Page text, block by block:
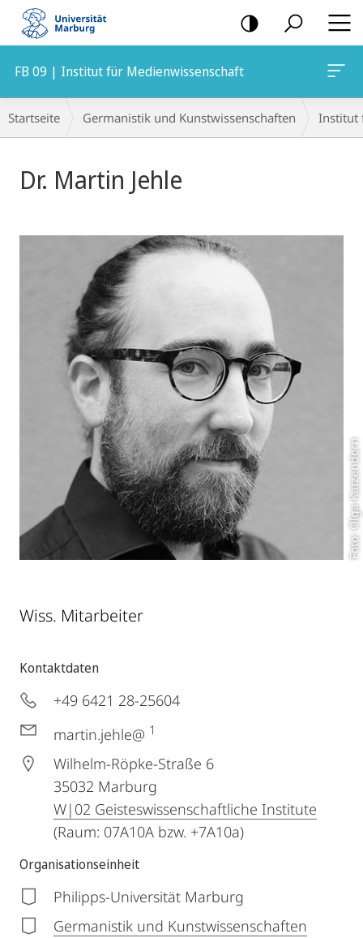
Mobile-
Navigation
FB 09 | Institut für Medienwissenschaft
Breadcrumb-
Navigation
Startseite Germanistik und Kunstwissenschaften Institut
Dr. Martin Jehle
Foto: Olga Katzendorn
Wiss. Mitarbeiter
Kontaktdaten
+49 6421 28-25604
martin.jehle@ 1
Wilhelm-Röpke-Straße 6
35032 Marburg
W|02 Geisteswissenschaftliche Institute
(Raum: 07A10A bzw. +7A10a)
Organisationseinheit
Philipps-Universität Marburg
Germanistik und Kunstwissenschaften